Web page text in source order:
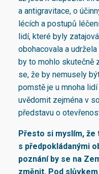
a antigravitace, o
lécích a postupů
lidí, které byly
obohacovala a
by to mohlo skutečně
se, že by nemusely
pomstě je u mnoha
uvědomit zejména v
představu o
Přesto si myslím,
s předpokládanými
poznání by se na
změnit. Pod